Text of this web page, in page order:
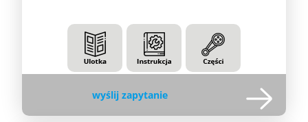
wyślij zapytanie